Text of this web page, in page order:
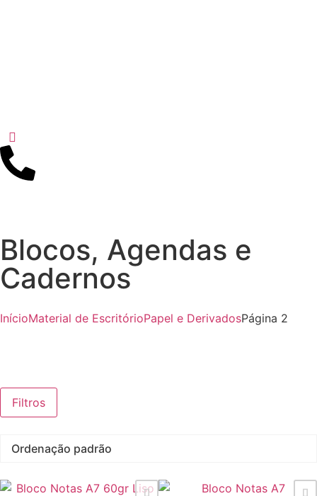
Blocos, Agendas e
Cadernos
InícioMaterial de EscritórioPapel e DerivadosPágina 2
Filtros